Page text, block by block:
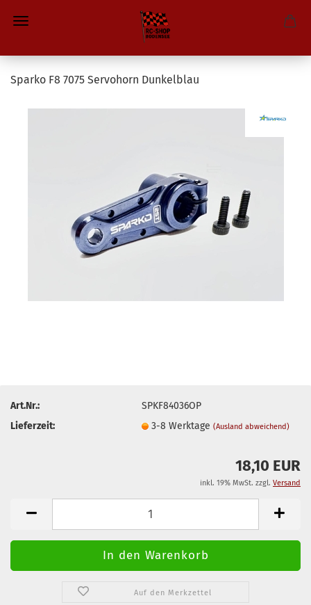
Sparko F8 7075 Servohorn Dunkelblau
Art.Nr.:
SPKF84036OP
Lieferzeit:
3-8 Werktage(Ausland abweichend)
18,10 EUR
inkl. 19% MwSt. zzgl. Versand
Auf den Merkzettel